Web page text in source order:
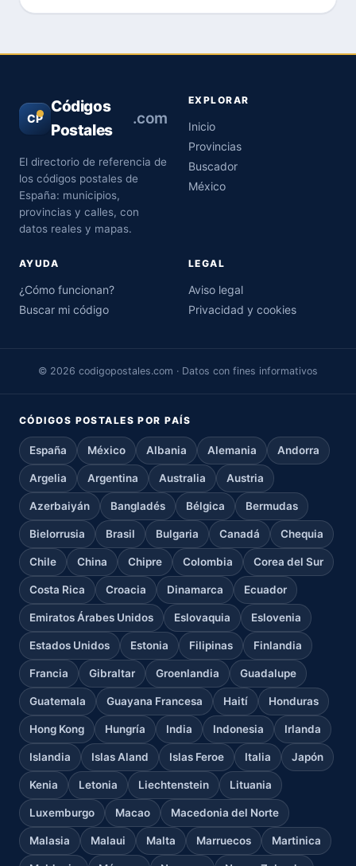
CP
Códigos
Postales
.com
El directorio de referencia de
los códigos postales de
España: municipios,
provincias y calles, con
datos reales y mapas.
EXPLORAR
Inicio
Provincias
Buscador
México
AYUDA
¿Cómo funcionan?
Buscar mi código
LEGAL
Aviso legal
Privacidad y cookies
© 2026 codigopostales.com · Datos con fines informativos
CÓDIGOS POSTALES POR PAÍS
España México Albania Alemania Andorra
Argelia Argentina Australia Austria
Azerbaiyán Bangladés Bélgica Bermudas
Bielorrusia Brasil Bulgaria Canadá Chequia
Chile China Chipre Colombia Corea del Sur
Costa Rica Croacia Dinamarca Ecuador
Emiratos Árabes Unidos Eslovaquia Eslovenia
Estados Unidos Estonia Filipinas Finlandia
Francia Gibraltar Groenlandia Guadalupe
Guatemala Guayana Francesa Haití Honduras
Hong Kong Hungría India Indonesia Irlanda
Islandia Islas Aland Islas Feroe Italia Japón
Kenia Letonia Liechtenstein Lituania
Luxemburgo Macao Macedonia del Norte
Malasia Malaui Malta Marruecos Martinica